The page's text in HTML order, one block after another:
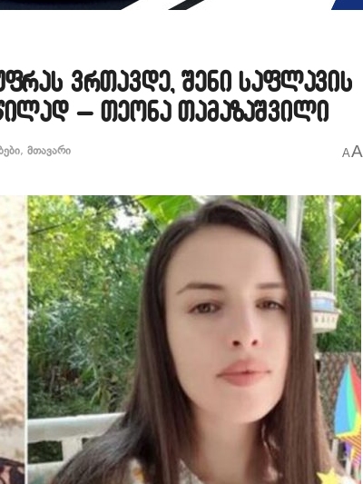
ვრთავდე, შენი საფლავის
– თეონა თამაზაშვილი
, მთავარი AA